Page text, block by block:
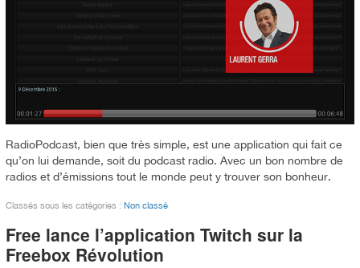
RadioPodcast, bien que très simple, est une application qui fait ce
qu’on lui demande, soit du podcast radio. Avec un bon nombre de
radios et d’émissions tout le monde peut y trouver son bonheur.
Classés sous les catégories : Non classé
Free lance l’application Twitch sur la
Freebox Révolution